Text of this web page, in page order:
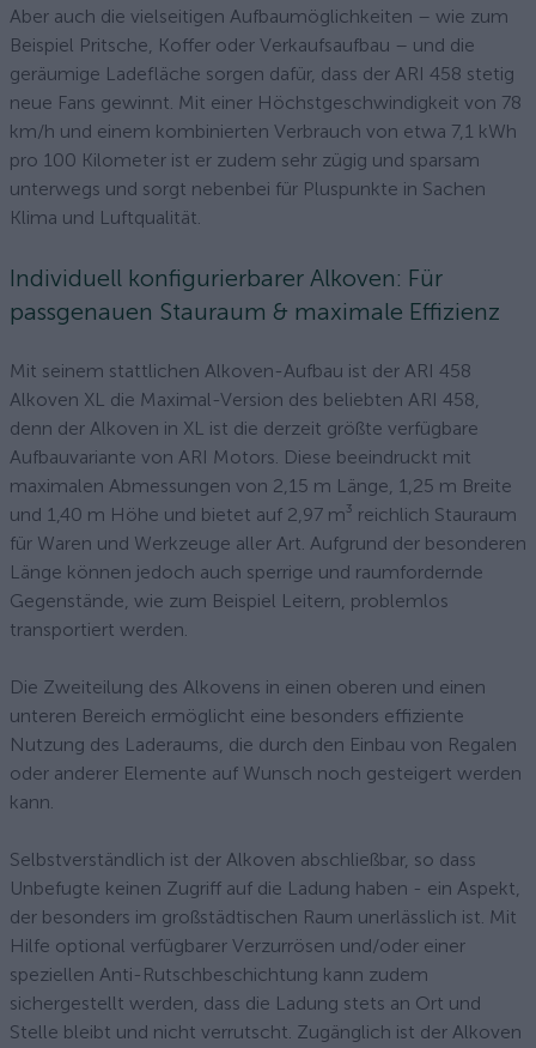
Aber auch die vielseitigen Aufbaumöglichkeiten – wie zum
Beispiel Pritsche, Koffer oder Verkaufsaufbau – und die
geräumige Ladefläche sorgen dafür, dass der ARI 458 stetig
neue Fans gewinnt. Mit einer Höchstgeschwindigkeit von 78
km/h und einem kombinierten Verbrauch von etwa 7,1 kWh
pro 100 Kilometer ist er zudem sehr zügig und sparsam
unterwegs und sorgt nebenbei für Pluspunkte in Sachen
Klima und Luftqualität.
Individuell konfigurierbarer Alkoven: Für
passgenauen Stauraum & maximale Effizienz
Mit seinem stattlichen Alkoven-Aufbau ist der ARI 458
Alkoven XL die Maximal-Version des beliebten ARI 458,
denn der Alkoven in XL ist die derzeit größte verfügbare
Aufbauvariante von ARI Motors. Diese beeindruckt mit
maximalen Abmessungen von 2,15 m Länge, 1,25 m Breite
und 1,40 m Höhe und bietet auf 2,97 m³ reichlich Stauraum
für Waren und Werkzeuge aller Art. Aufgrund der besonderen
Länge können jedoch auch sperrige und raumfordernde
Gegenstände, wie zum Beispiel Leitern, problemlos
transportiert werden.
Die Zweiteilung des Alkovens in einen oberen und einen
unteren Bereich ermöglicht eine besonders effiziente
Nutzung des Laderaums, die durch den Einbau von Regalen
oder anderer Elemente auf Wunsch noch gesteigert werden
kann.
Selbstverständlich ist der Alkoven abschließbar, so dass
Unbefugte keinen Zugriff auf die Ladung haben - ein Aspekt,
der besonders im großstädtischen Raum unerlässlich ist. Mit
Hilfe optional verfügbarer Verzurrösen und/oder einer
speziellen Anti-Rutschbeschichtung kann zudem
sichergestellt werden, dass die Ladung stets an Ort und
Stelle bleibt und nicht verrutscht. Zugänglich ist der Alkoven